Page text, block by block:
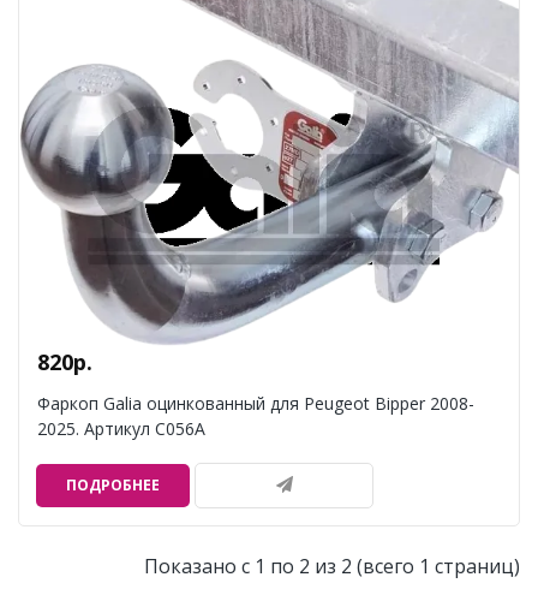
820р.
Фаркоп Galia оцинкованный для Peugeot Bipper 2008-
2025. Артикул C056A
ПОДРОБНЕЕ
Показано с 1 по 2 из 2 (всего 1 страниц)